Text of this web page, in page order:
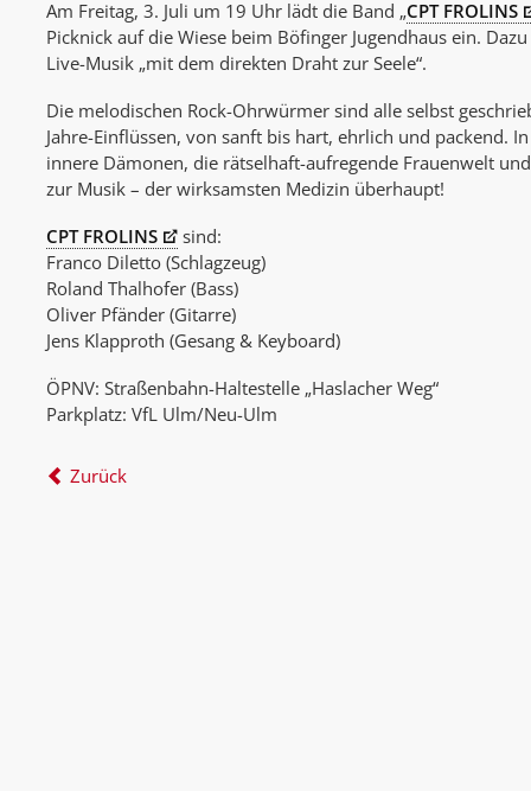
Am Freitag, 3. Juli um 19 Uhr lädt die Band „CPT FROLINS
Picknick auf die Wiese beim Böfinger Jugendhaus ein.
Live-Musik „mit dem direkten Draht zur Seele“.
Die melodischen Rock-Ohrwürmer sind alle selbst
Jahre-Einflüssen, von sanft bis hart, ehrlich und packend.
innere Dämonen, die rätselhaft-aufregende Frauenwelt
zur Musik – der wirksamsten Medizin überhaupt!
CPT FROLINS
sind:
Franco Diletto (Schlagzeug)
Roland Thalhofer (Bass)
Oliver Pfänder (Gitarre)
Jens Klapproth (Gesang & Keyboard)
ÖPNV: Straßenbahn-Haltestelle „Haslacher Weg“
Parkplatz: VfL Ulm/Neu-Ulm
Zurück